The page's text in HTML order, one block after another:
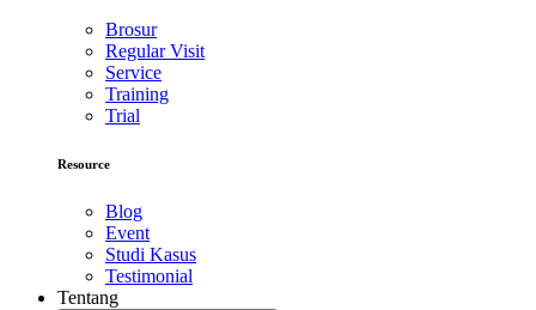
Brosur
Regular Visit
Service
Training
Trial
Resource
Blog
Event
Studi Kasus
Testimonial
Tentang